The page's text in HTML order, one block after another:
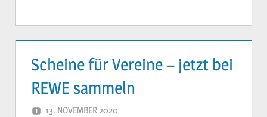
Scheine für Vereine – jetzt bei
REWE sammeln
13. NOVEMBER 2020